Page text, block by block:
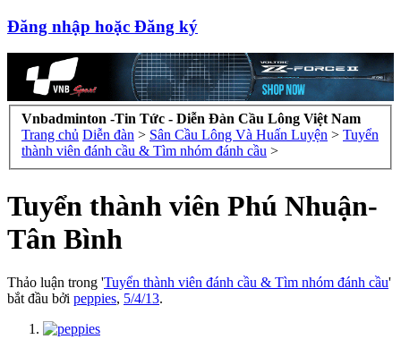
Đăng nhập hoặc Đăng ký
Vnbadminton -Tin Tức - Diễn Đàn Cầu Lông Việt Nam
Trang chủ Diễn đàn > Sân Cầu Lông Và Huấn Luyện > Tuyển
thành viên đánh cầu & Tìm nhóm đánh cầu >
Tuyển thành viên Phú Nhuận-
Tân Bình
Thảo luận trong 'Tuyển thành viên đánh cầu & Tìm nhóm đánh cầu'
bắt đầu bởi peppies, 5/4/13.